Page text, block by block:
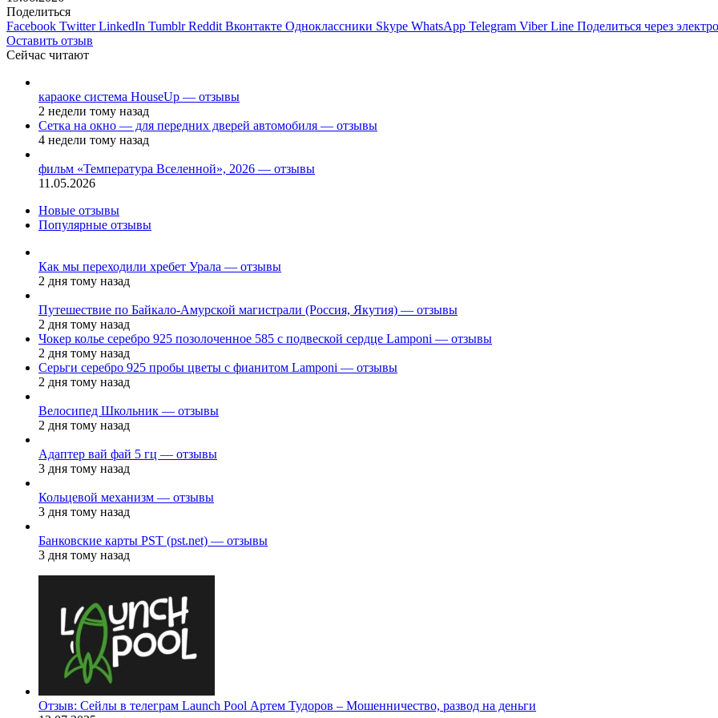
Поделиться
Facebook Twitter LinkedIn Tumblr Reddit Вконтакте Одноклассники Skype WhatsApp Telegram Viber Line Поделиться через
Оставить отзыв
Сейчас читают
караоке система HouseUp — отзывы
2 недели тому назад
Сетка на окно — для передних дверей автомобиля — отзывы
4 недели тому назад
фильм «Температура Вселенной», 2026 — отзывы
11.05.2026
Новые отзывы
Популярные отзывы
Как мы переходили хребет Урала — отзывы
2 дня тому назад
Путешествие по Байкало-Амурской магистрали (Россия, Якутия) — отзывы
2 дня тому назад
Чокер колье серебро 925 позолоченное 585 с подвеской сердце Lamponi — отзывы
2 дня тому назад
Серьги серебро 925 пробы цветы с фианитом Lamponi — отзывы
2 дня тому назад
Велосипед Школьник — отзывы
2 дня тому назад
Адаптер вай фай 5 гц — отзывы
3 дня тому назад
Кольцевой механизм — отзывы
3 дня тому назад
Банковские карты PST (pst.net) — отзывы
3 дня тому назад
Отзыв: Сейлы в телеграм Launch Pool Артем Тудоров – Мошенничество, развод на деньги